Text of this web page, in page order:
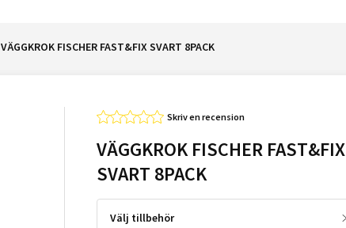
VÄGGKROK FISCHER FAST&FIX SVART 8PACK
Skriv en recension
VÄGGKROK FISCHER FAST&FIX
SVART 8PACK
Välj tillbehör